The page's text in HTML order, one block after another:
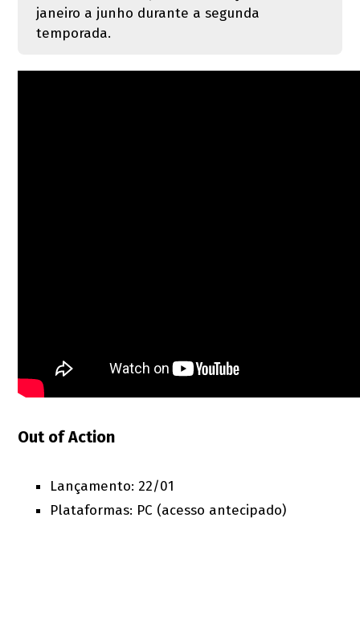
janeiro a junho durante a segunda
temporada.
Out of Action
Lançamento: 22/01
Plataformas: PC (acesso antecipado)